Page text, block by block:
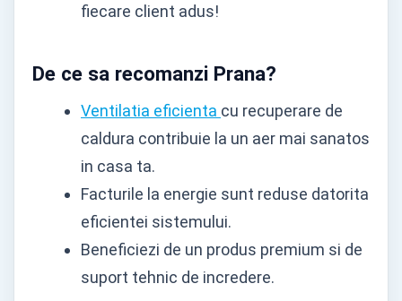
fiecare client adus!
De ce sa recomanzi Prana?
Ventilatia eficienta cu recuperare de
caldura contribuie la un aer mai sanatos
in casa ta.
Facturile la energie sunt reduse datorita
eficientei sistemului.
Beneficiezi de un produs premium si de
suport tehnic de incredere.